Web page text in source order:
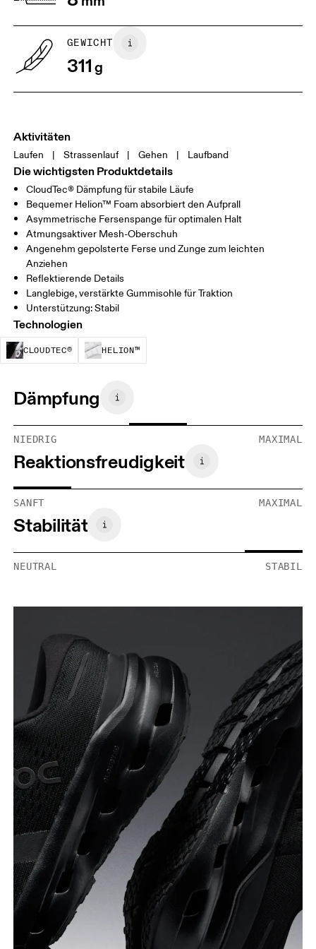
GEWICHT
311 g
Aktivitäten
Laufen | Strassenlauf | Gehen | Laufband
Die wichtigsten Produktdetails
CloudTec® Dämpfung für stabile Läufe
Bequemer Helion™ Foam absorbiert den Aufprall
Asymmetrische Fersenspange für optimalen Halt
Atmungsaktiver Mesh-Oberschuh
Angenehm gepolsterte Ferse und Zunge zum leichten
Anziehen
Reflektierende Details
Langlebige, verstärkte Gummisohle für Traktion
Unterstützung: Stabil
Technologien
CLOUDTEC®
CloudTec® ist ein strukturelles
HELION™
Helion™ Foam wurde entwickelt,
Dämpfung
NIEDRIG MAXIMAL
Reaktionsfreudigkeit
SANFT MAXIMAL
Stabilität
NEUTRAL STABIL